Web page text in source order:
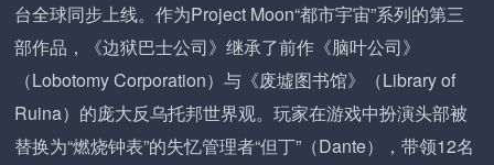
台全球同步上线。作为Project Moon“都市宇宙”系列的第三
部作品，《边狱巴士公司》继承了前作《脑叶公司》
（Lobotomy Corporation）与《废墟图书馆》（Library of
Ruina）的庞大反乌托邦世界观。玩家在游戏中扮演头部被
替换为“燃烧钟表”的失忆管理者“但丁”（Dante），带领12名